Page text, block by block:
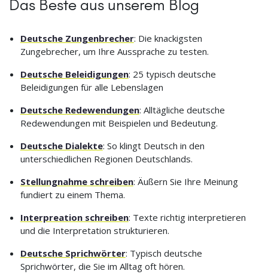
Das Beste aus unserem Blog
Deutsche Zungenbrecher: Die knackigsten
Zungebrecher, um Ihre Aussprache zu testen.
Deutsche Beleidigungen: 25 typisch deutsche
Beleidigungen für alle Lebenslagen
Deutsche Redewendungen: Alltägliche deutsche
Redewendungen mit Beispielen und Bedeutung.
Deutsche Dialekte: So klingt Deutsch in den
unterschiedlichen Regionen Deutschlands.
Stellungnahme schreiben: Äußern Sie Ihre Meinung
fundiert zu einem Thema.
Interpreation schreiben: Texte richtig interpretieren
und die Interpretation strukturieren.
Deutsche Sprichwörter: Typisch deutsche
Sprichwörter, die Sie im Alltag oft hören.